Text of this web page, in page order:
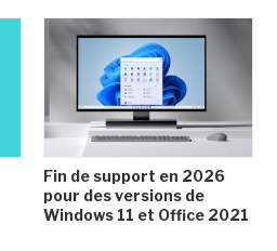
Fin de support en 2026
pour des versions de
Windows 11 et Office 2021